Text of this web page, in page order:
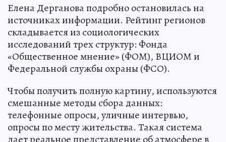
Елена Дерганова подробно остановилась на
источниках информации. Рейтинг регионов
складывается из социологических
исследований трех структур: Фонда
«Общественное мнение» (ФОМ), ВЦИОМ и
Федеральной службы охраны (ФСО).
Чтобы получить полную картину, используются
смешанные методы сбора данных:
телефонные опросы, уличные интервью,
опросы по месту жительства. Такая система
дает реальное представление об атмосфере в